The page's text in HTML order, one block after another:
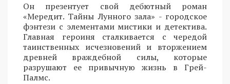
Он презентует свой дебютный роман
«Мередит. Тайны Лунного зала» - городское
фэнтези с элементами мистики и детектива.
Главная героиня сталкивается с чередой
таинственных исчезновений и вторжением
древней враждебной силы, которые
разрушают ее привычную жизнь в Грей-
Палмс.